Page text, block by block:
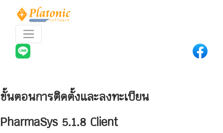
ขั้นตอนการติดตั้งและลงทะเบียน
PharmaSys 5.1.8 Client